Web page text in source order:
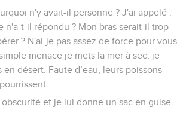
n'y avait-il personne ? J'ai appelé :
n'a-t-il répondu ? Mon bras serait-il trop
? N'ai-je pas assez de force pour vous
menace je mets la mer à sec, je
désert. Faute d’eau, leurs poissons
et je lui donne un sac en guise